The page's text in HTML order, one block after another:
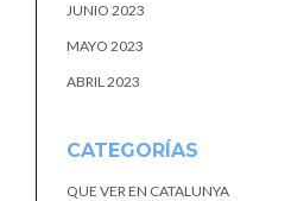
JUNIO 2023
MAYO 2023
ABRIL 2023
CATEGORÍAS
QUE VER EN CATALUNYA